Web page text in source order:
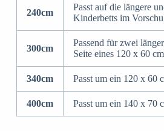
240cm
Passt auf die längere
Kinderbetts im
300cm
Passend für zwei
Seite eines 120 x 60
340cm Passt um ein 120 x 60
400cm Passt um ein 140 x 70